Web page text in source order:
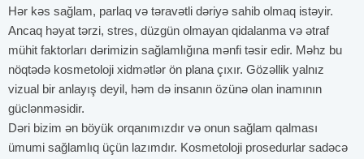
Hər kəs sağlam, parlaq və təravətli dəriyə sahib olmaq istəyir.
Ancaq həyat tərzi, stres, düzgün olmayan qidalanma və ətraf
mühit faktorları dərimizin sağlamlığına mənfi təsir edir. Məhz bu
nöqtədə kosmetoloji xidmətlər ön plana çıxır. Gözəllik yalnız
vizual bir anlayış deyil, həm də insanın özünə olan inamının
güclənməsidir.
Dəri bizim ən böyük orqanımızdır və onun sağlam qalması
ümumi sağlamlıq üçün lazımdır. Kosmetoloji prosedurlar sadəcə